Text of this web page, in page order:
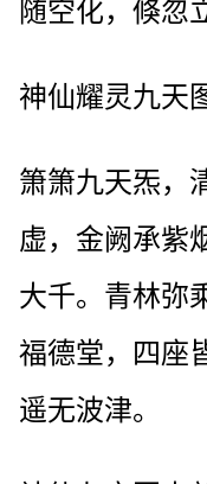
随空化，倏忽
神仙耀灵九天
箫箫九天炁，
虚，金阙承紫
大千。青林弥
福德堂，四座
遥无波津。